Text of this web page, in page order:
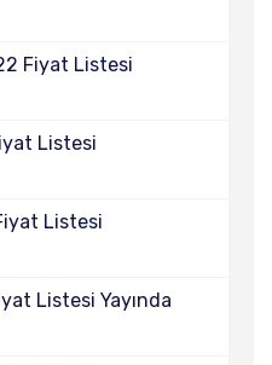
Fiyat Listesi
Listesi
Listesi
Listesi Yayında